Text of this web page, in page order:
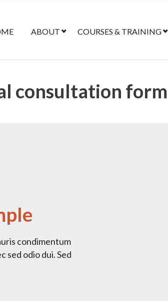
ABOUT COURSES & TRAINING
consultation form
condimentum
sed odio dui. Sed